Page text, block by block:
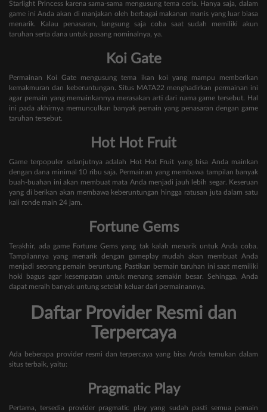
Starlight Princess karena sama-sama mengusung tema ceria. Hanya saja, dalam
game ini Anda akan di manjakan oleh berbagai makanan manis yang luar biasa
menarik. Kalau penasaran, langsung saja coba saat sudah memiliki akun
taruhan serta dana untuk pasang nominalnya, ya.
Koi Gate
Permainan Koi Gate mengusung tema ikan koi yang mampu memberikan
kemakmuran dan keberuntungan. Situs MATA22 menghadirkan permainan ini
agar pemain yang memainkannya merasakan arti dari nama game tersebut. Hal
ini pada akhirnya memunculkan banyak pemain yang penasaran dengan game
taruhan tersebut.
Hot Hot Fruit
Game terpopuler selanjutnya adalah Hot Hot Fruit yang bisa Anda mainkan
dengan dana minimal 10 ribu saja. Permainan yang membawa tampilan banyak
buah-buahan ini akan membuat mata Anda menjadi jauh lebih segar. Keseruan
yang di berikan akan membawa keberuntungan hingga ratusan juta dalam satu
kali ronde main 24 jam.
Fortune Gems
Terakhir, ada game Fortune Gems yang tak kalah menarik untuk Anda coba.
Tampilannya yang menarik dengan gameplay mudah akan membuat Anda
menjadi seorang pemain beruntung. Pastikan bermain taruhan ini saat memiliki
hoki bagus agar kesempatan untuk menang semakin besar. Sehingga, Anda
dapat meraih banyak untung setelah keluar dari permainannya.
Daftar Provider Resmi dan
Terpercaya
Ada beberapa provider resmi dan terpercaya yang bisa Anda temukan dalam
situs terbaik, yaitu:
Pragmatic Play
Pertama, tersedia provider pragmatic play yang sudah pasti semua pemain